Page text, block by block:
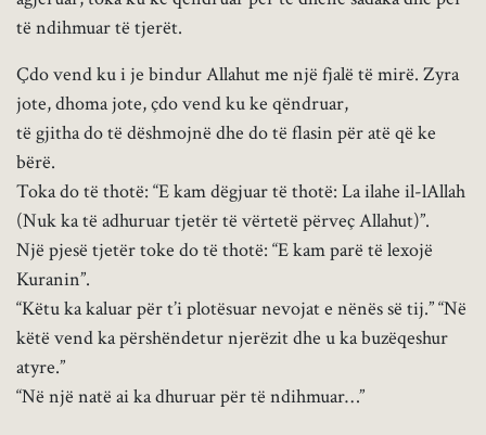
të ndihmuar të tjerët.
Çdo vend ku i je bindur Allahut me një fjalë të mirë. Zyra
jote, dhoma jote, çdo vend ku ke qëndruar,
të gjitha do të dëshmojnë dhe do të flasin për atë që ke
bërë.
Toka do të thotë: “E kam dëgjuar të thotë: La ilahe il-lAllah
(Nuk ka të adhuruar tjetër të vërtetë përveç Allahut)”.
Një pjesë tjetër toke do të thotë: “E kam parë të lexojë
Kuranin”.
“Këtu ka kaluar për t’i plotësuar nevojat e nënës së tij.” “Në
këtë vend ka përshëndetur njerëzit dhe u ka buzëqeshur
atyre.”
“Në një natë ai ka dhuruar për të ndihmuar…”